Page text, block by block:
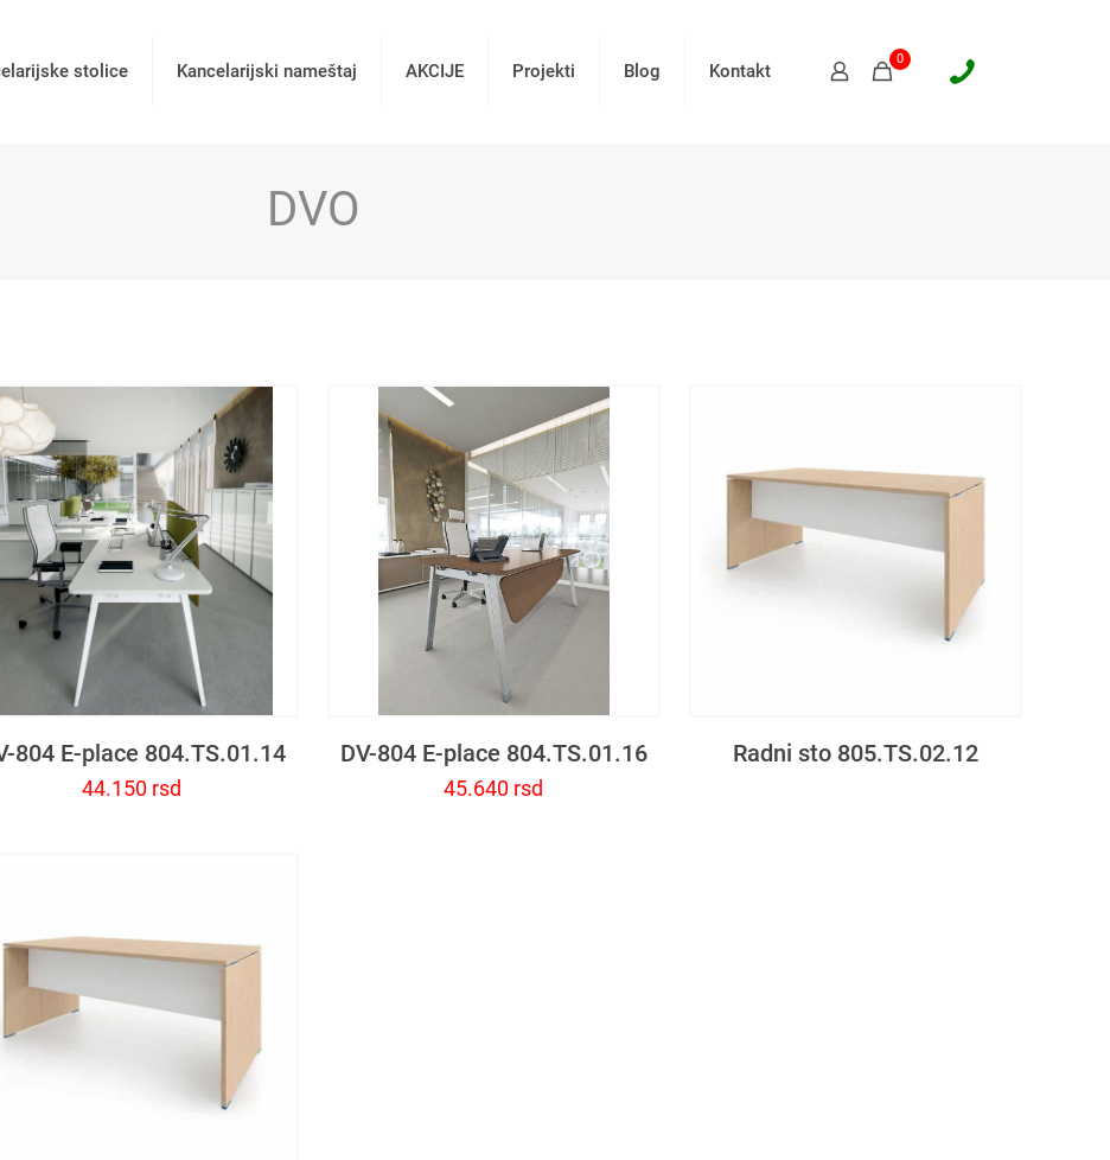
stolice Kancelarijski nameštaj AKCIJE Projekti Blog Kontakt
0
DVO
804 E-place 804.TS.01.14
44.150 rsd
DV-804 E-place 804.TS.01.16
45.640 rsd
Radni sto 805.TS.02.12